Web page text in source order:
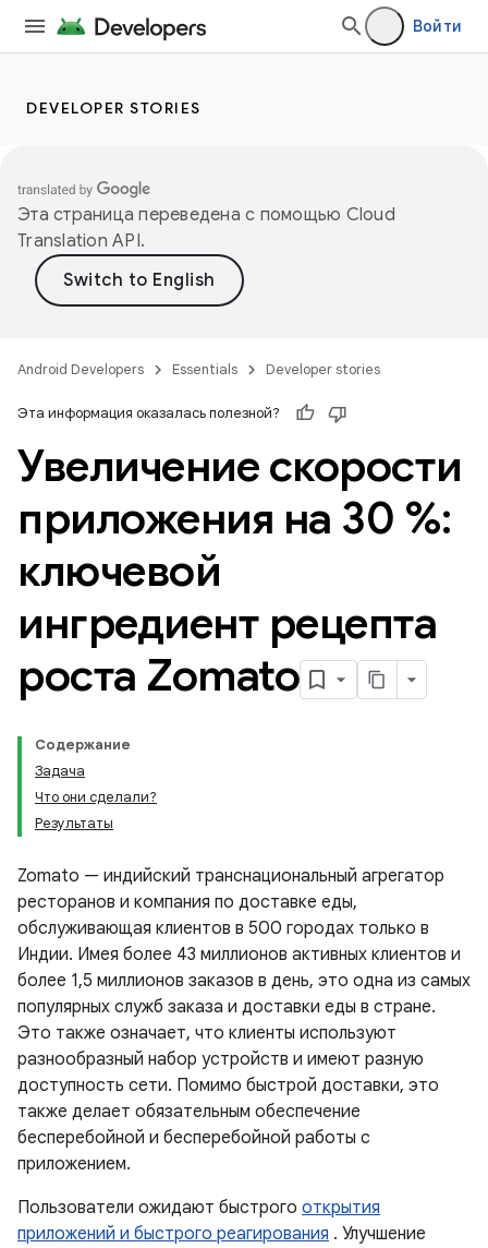
Войти
DEVELOPER STORIES
Эта страница переведена с помощью Cloud
Translation API.
Android Developers Essentials Developer stories
Эта информация оказалась полезной?
Увеличение скорости
приложения на 30 %:
ключевой
ингредиент рецепта
роста Zomato
Содержание
Задача
Что они сделали?
Результаты
Zomato — индийский транснациональный агрегатор
ресторанов и компания по доставке еды,
обслуживающая клиентов в 500 городах только в
Индии. Имея более 43 миллионов активных клиентов и
более 1,5 миллионов заказов в день, это одна из самых
популярных служб заказа и доставки еды в стране.
Это также означает, что клиенты используют
разнообразный набор устройств и имеют разную
доступность сети. Помимо быстрой доставки, это
также делает обязательным обеспечение
бесперебойной и бесперебойной работы с
приложением.
Пользователи ожидают быстрого открытия
приложений и быстрого реагирования . Улучшение